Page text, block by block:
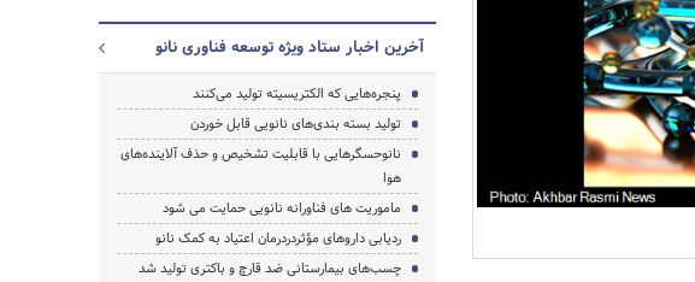
آخرین اخبار ستاد ویژه توسعه فناوری نانو
پنجره‌هایی که الکتریسیته تولید می‌کنند
تولید بسته‌ بندی‌های نانویی قابل‌ خوردن
نانوحسگرهایی با قابلیت تشخیص و حذف آلاینده‌های
هوا
ماموریت های فناورانه نانویی حمایت می شود
ردیابی داروهای مؤثردردرمان اعتیاد به کمک نانو
چسب‌های بیمارستانی ضد قارچ و باکتری تولید شد